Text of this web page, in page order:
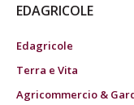
EDAGRICOLE
Edagricole
Terra e Vita
Agricommercio &